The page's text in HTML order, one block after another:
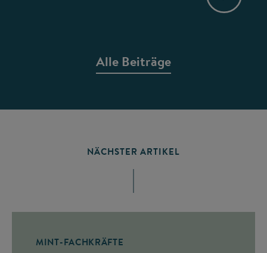
Alle Beiträge
NÄCHSTER ARTIKEL
MINT-FACHKRÄFTE